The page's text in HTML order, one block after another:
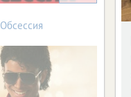
Обсессия